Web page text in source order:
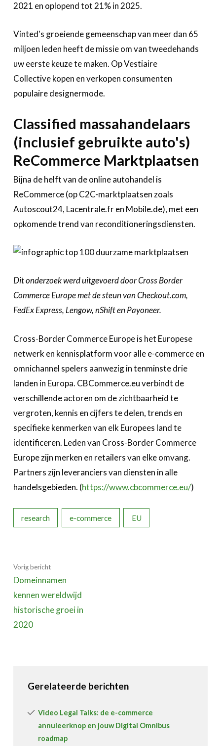
2021 en oplopend tot 21% in 2025.
Vinted's groeiende gemeenschap van meer dan 65
miljoen leden heeft de missie om van tweedehands
uw eerste keuze te maken. Op Vestiaire
Collective kopen en verkopen consumenten
populaire designermode.
Classified massahandelaars
(inclusief gebruikte auto's)
ReCommerce Marktplaatsen
Bijna de helft van de online autohandel is
ReCommerce (op C2C-marktplaatsen zoals
Autoscout24, Lacentrale.fr en Mobile.de), met een
opkomende trend van reconditioneringsdiensten.
Dit onderzoek werd uitgevoerd door Cross Border
Commerce Europe met de steun van Checkout.com,
FedEx Express, Lengow, nShift en Payoneer.
Cross-Border Commerce Europe is het Europese
netwerk en kennisplatform voor alle e-commerce en
omnichannel spelers aanwezig in tenminste drie
landen in Europa. CBCommerce.eu verbindt de
verschillende actoren om de zichtbaarheid te
vergroten, kennis en cijfers te delen, trends en
specifieke kenmerken van elk Europees land te
identificeren. Leden van Cross-Border Commerce
Europe zijn merken en retailers van elke omvang.
Partners zijn leveranciers van diensten in alle
handelsgebieden. (https://www.cbcommerce.eu/)
research e-commerce EU
Vorig bericht
Domeinnamen
kennen wereldwijd
historische groei in
2020
Gerelateerde berichten
Video Legal Talks: de e-commerce
annuleerknop en jouw Digital Omnibus
roadmap